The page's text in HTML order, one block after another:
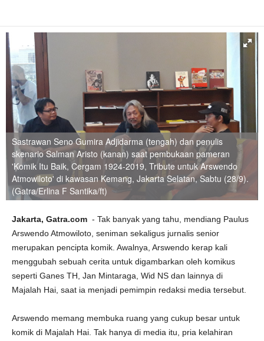
Sastrawan Seno Gumira Adjidarma (tengah) dan penulis
skenario Salman Aristo (kanan) saat pembukaan pameran
'Komik Itu Baik, Cergam 1924-2019, Tribute untuk Arswendo
Atmowiloto' di kawasan Kemang, Jakarta Selatan, Sabtu (28/9).
(Gatra/Erlina F Santika/ft)
Jakarta, Gatra.com - Tak banyak yang tahu, mendiang Paulus
Arswendo Atmowiloto, seniman sekaligus jurnalis senior
merupakan pencipta komik. Awalnya, Arswendo kerap kali
menggubah sebuah cerita untuk digambarkan oleh komikus
seperti Ganes TH, Jan Mintaraga, Wid NS dan lainnya di
Majalah Hai, saat ia menjadi pemimpin redaksi media tersebut.
Arswendo memang membuka ruang yang cukup besar untuk
komik di Majalah Hai. Tak hanya di media itu, pria kelahiran